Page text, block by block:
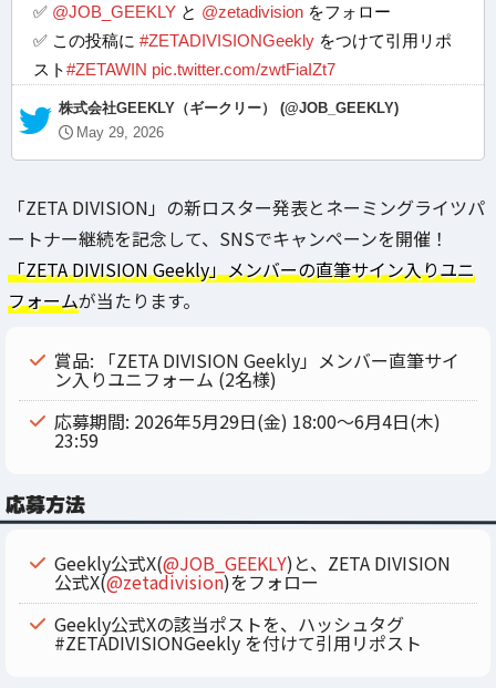
✅ @JOB_GEEKLY と @zetadivision をフォロー
✅ この投稿に #ZETADIVISIONGeekly をつけて引用リポ
スト#ZETAWIN pic.twitter.com/zwtFiaIZt7
— 株式会社GEEKLY（ギークリー） (@JOB_GEEKLY)
May 29, 2026
「ZETA DIVISION」の新ロスター発表とネーミングライツパ
ートナー継続を記念して、SNSでキャンペーンを開催！
「ZETA DIVISION Geekly」メンバーの直筆サイン入りユニ
フォームが当たります。
賞品: 「ZETA DIVISION Geekly」メンバー直筆サイ
ン入りユニフォーム (2名様)
応募期間: 2026年5月29日(金) 18:00～6月4日(木)
23:59
応募方法
Geekly公式X(@JOB_GEEKLY)と、ZETA DIVISION
公式X(@zetadivision)をフォロー
Geekly公式Xの該当ポストを、ハッシュタグ
#ZETADIVISIONGeekly を付けて引用リポスト